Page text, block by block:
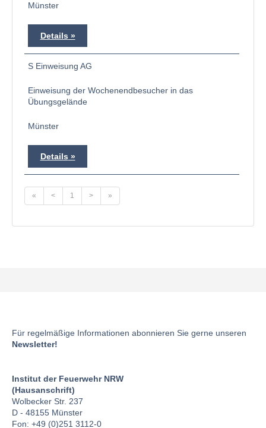
Münster
Details
S Einweisung AG
Einweisung der Wochenendbesucher in das
Übungsgelände
Münster
Details
« < 1 > »
Für regelmäßige Informationen abonnieren Sie gerne unseren
Newsletter!
Institut der Feuerwehr NRW
(Hausanschrift)
Wolbecker Str. 237
D - 48155 Münster
Fon: +49 (0)251 3112-0